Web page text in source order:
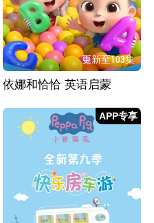
更新至103集
依娜和恰恰 英语启蒙
APP专享